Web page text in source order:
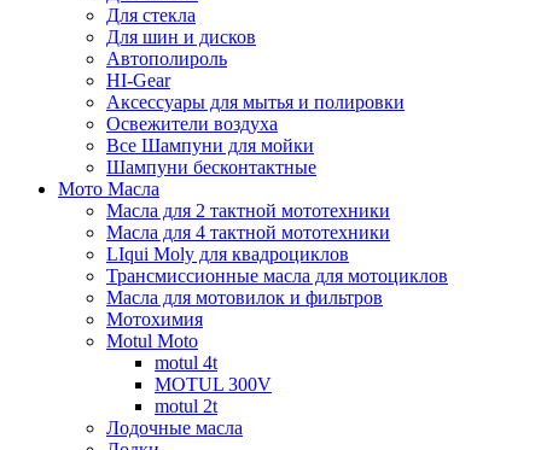
Для стекла
Для шин и дисков
Автополироль
HI-Gear
Аксессуары для мытья и полировки
Освежители воздуха
Все Шампуни для мойки
Шампуни бесконтактные
Мото Масла
Масла для 2 тактной мототехники
Масла для 4 тактной мототехники
LIqui Moly для квадроциклов
Трансмиссионные масла для мотоциклов
Масла для мотовилок и фильтров
Мотохимия
Motul Moto
motul 4t
MOTUL 300V
motul 2t
Лодочные масла